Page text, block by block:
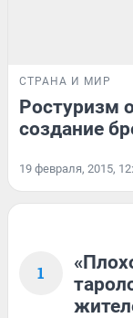
СТРАНА И МИР
Ростуризм
создание
19 февраля, 2015,
1